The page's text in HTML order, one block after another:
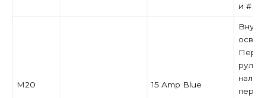
и # 2
M20 15 Amp Blue